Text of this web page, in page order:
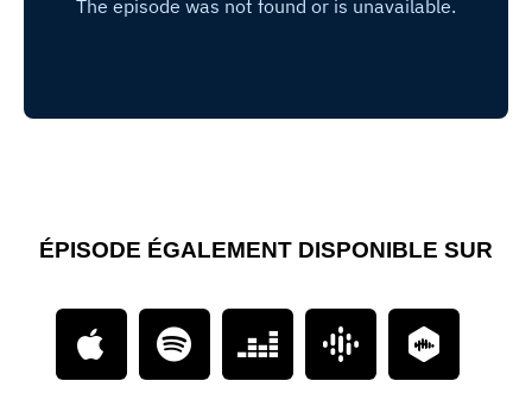
ÉPISODE ÉGALEMENT DISPONIBLE SUR